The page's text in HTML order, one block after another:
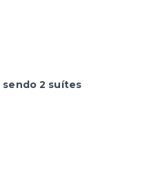
2 suítes